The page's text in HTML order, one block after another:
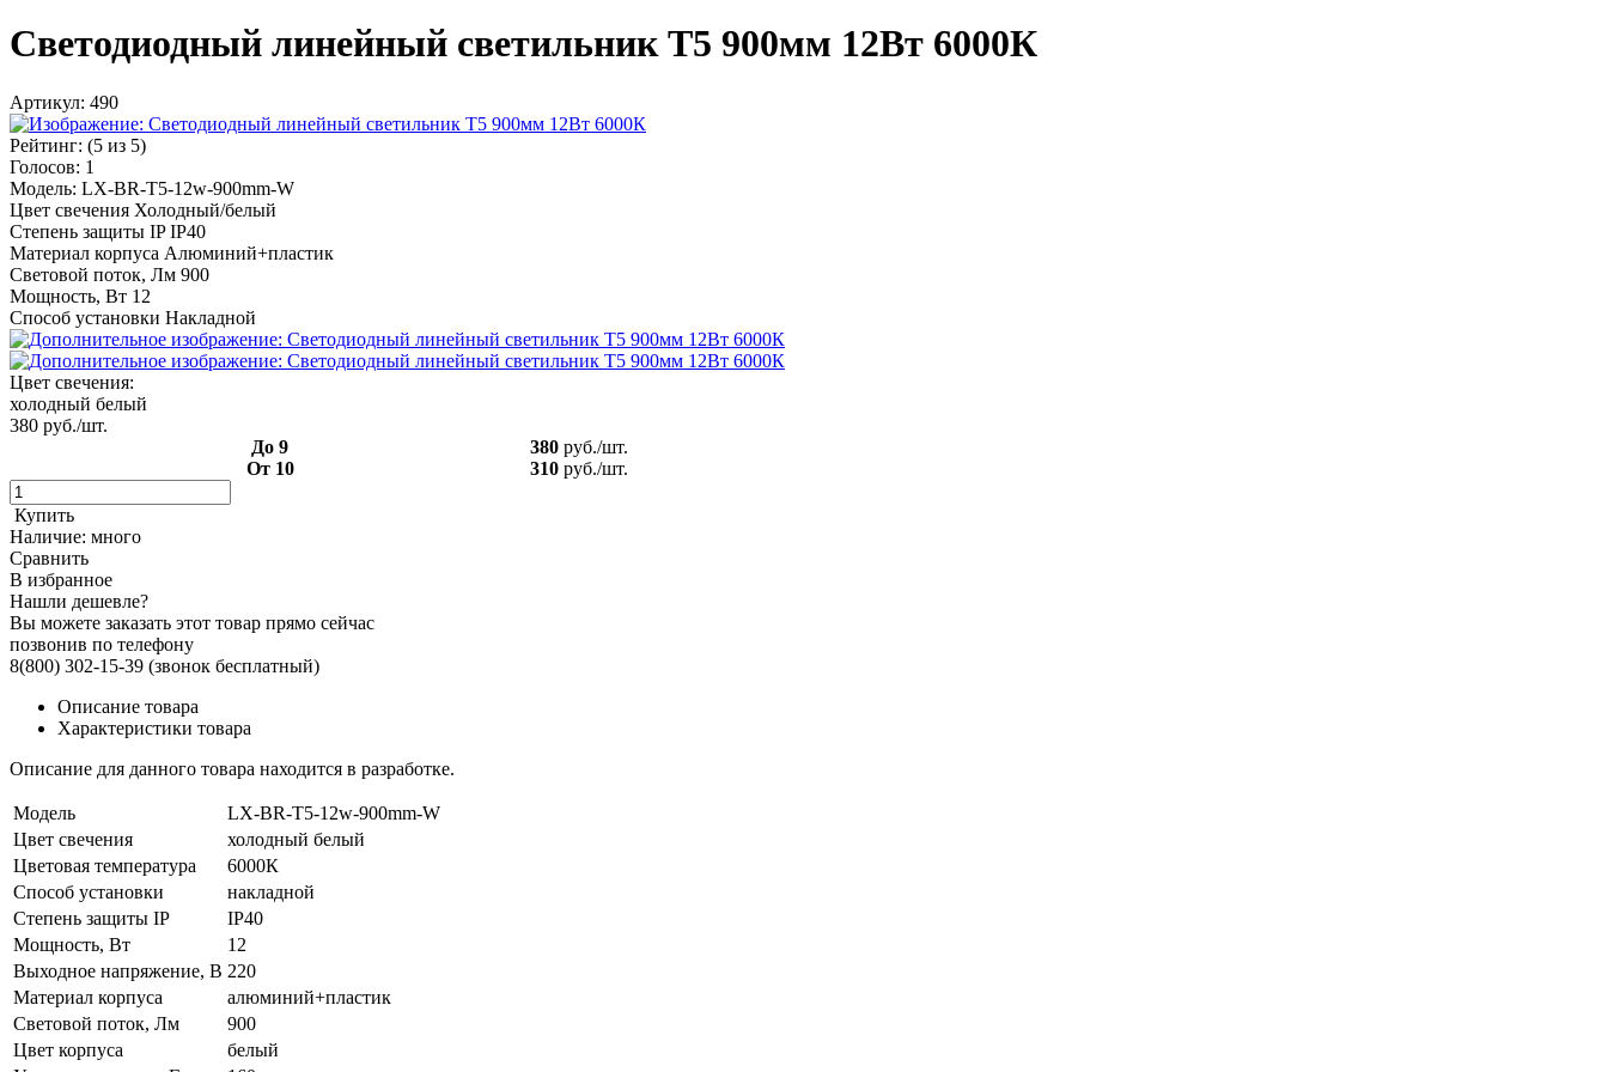
Светодиодный линейный светильник T5 900мм 12Вт 6000К
Артикул: 490
Рейтинг: (5 из 5)
Голосов: 1
Модель: LX-BR-T5-12w-900mm-W
Цвет свечения Холодный/белый
Степень защиты IP IP40
Материал корпуса Алюминий+пластик
Световой поток, Лм 900
Мощность, Вт 12
Способ установки Накладной
Цвет свечения:
холодный белый
380 руб./шт.
До 9
380 руб./шт.
От 10
310 руб./шт.
Купить
Наличие: много
Сравнить
В избранное
Нашли дешевле?
Вы можете заказать этот товар прямо сейчас
позвонив по телефону
8(800) 302-15-39 (звонок бесплатный)
Описание товара
Характеристики товара
Описание для данного товара находится в разработке.
Модель
LX-BR-T5-12w-900mm-W
Цвет свечения
холодный белый
Цветовая температура
6000К
Способ установки
накладной
Степень защиты IP
IP40
Мощность, Вт
12
Выходное напряжение, В 220
Материал корпуса
алюминий+пластик
Световой поток, Лм
900
Цвет корпуса
белый